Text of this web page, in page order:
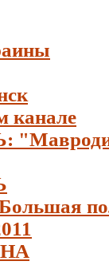
канале
"Мавроди